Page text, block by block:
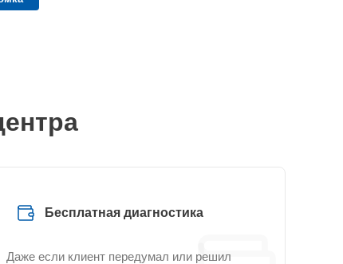
Бесплатная диагностика
Даже если клиент передумал или решил